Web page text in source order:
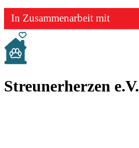
Streunerherzen e.V.